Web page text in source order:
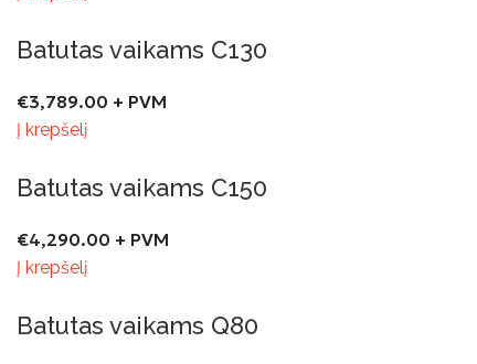
Batutas vaikams C130
€3,789.00 + PVM
Į krepšelį
Batutas vaikams C150
€4,290.00 + PVM
Į krepšelį
Batutas vaikams Q80